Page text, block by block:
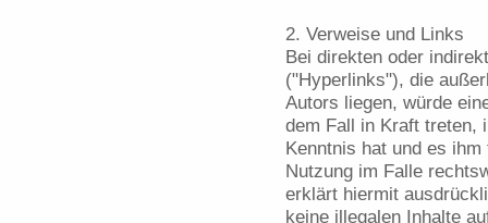
2. Verweise und Links
Bei direkten oder
("Hyperlinks"), die
Autors liegen, würde
dem Fall in Kraft treten,
Kenntnis hat und es
Nutzung im Falle
erklärt hiermit
keine illegalen Inhalte